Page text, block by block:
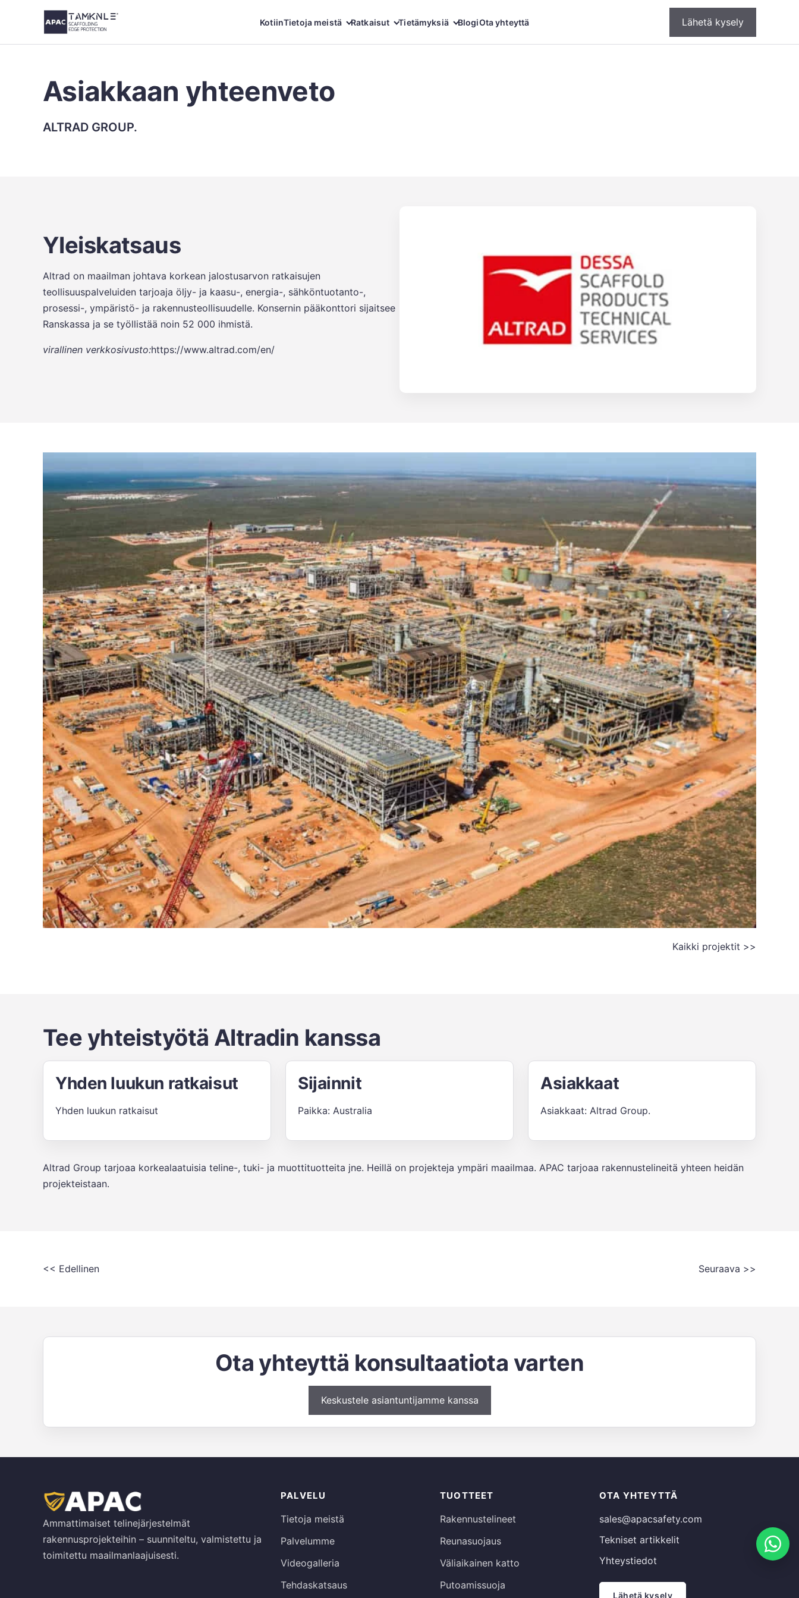
KotiinTietoja meistä Ratkaisut Tietämyksiä BlogiOta yhteyttä Lähetä kysely
Asiakkaan yhteenveto
ALTRAD GROUP.
Yleiskatsaus
Altrad on maailman johtava korkean jalostusarvon ratkaisujen
teollisuuspalveluiden tarjoaja öljy- ja kaasu-, energia-, sähköntuotanto-,
prosessi-, ympäristö- ja rakennusteollisuudelle. Konsernin pääkonttori sijaitsee
Ranskassa ja se työllistää noin 52 000 ihmistä.
virallinen verkkosivusto:https://www.altrad.com/en/
Kaikki projektit >>
Tee yhteistyötä Altradin kanssa
Yhden luukun ratkaisut
Yhden luukun ratkaisut
Sijainnit
Paikka: Australia
Asiakkaat
Asiakkaat: Altrad Group.
Altrad Group tarjoaa korkealaatuisia teline-, tuki- ja muottituotteita jne. Heillä on projekteja ympäri maailmaa. APAC tarjoaa rakennustelineitä yhteen heidän
projekteistaan.
<< Edellinen Seuraava >>
Ota yhteyttä konsultaatiota varten
Keskustele asiantuntijamme kanssa
Ammattimaiset telinejärjestelmät
rakennusprojekteihin – suunniteltu, valmistettu ja
toimitettu maailmanlaajuisesti.
PALVELU
Tietoja meistä
Palvelumme
Videogalleria
Tehdaskatsaus
TUOTTEET
Rakennustelineet
Reunasuojaus
Väliaikainen katto
Putoamissuoja
OTA YHTEYTTÄ
sales@apacsafety.com
Tekniset artikkelit
Yhteystiedot
Lähetä kysely
Arabic
French
Spanish